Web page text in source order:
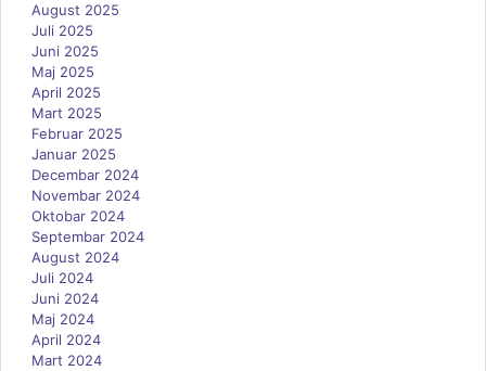
August 2025
Juli 2025
Juni 2025
Maj 2025
April 2025
Mart 2025
Februar 2025
Januar 2025
Decembar 2024
Novembar 2024
Oktobar 2024
Septembar 2024
August 2024
Juli 2024
Juni 2024
Maj 2024
April 2024
Mart 2024